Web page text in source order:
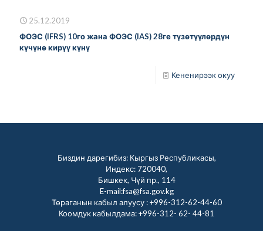
25.12.2019
ФОЭС (IFRS) 10го жана ФОЭС (IAS) 28ге түзөтүүлөрдүн
күчүнө кирүү күнү
Кененирээк окуу
Биздин дарегибиз: Кыргыз Республикасы,
Индекс: 720040,
Бишкек, Чүй пр., 114
E-mail:fsa@fsa.gov.kg
Төраганын кабыл алуусу :+996-312-62-44-60
Коомдук кабылдама:+996-312- 62- 44-81